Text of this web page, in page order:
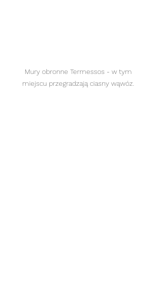
Mury obronne Termessos - w tym
miejscu przegradzają ciasny wąwóz.